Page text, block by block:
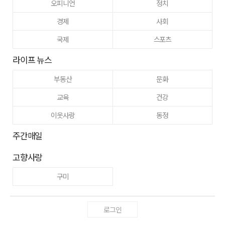
오피니언
정치
경제
사회
국제
스포츠
라이프 뉴스
부동산
문화
교육
건강
이웃사랑
동정
주간매일
고향사랑
구미
로그인